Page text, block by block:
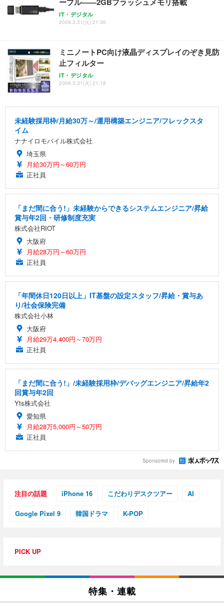
IT・デジタル
2009.3.31(火) 21:36
ミニノートPC向け液晶ディスプレイのぞき見防
止フィルター
IT・デジタル
2009.3.31(火) 21:18
未経験採用枠/月給30万～/運用構築エンジニア/フレックスタ
イム
ナナイロモバイル株式会社
埼玉県
月給30万円～60万円
正社員
「まだ間に合う!」未経験からできるシステムエンジニア/昇給
賞与年2回・研修制度充実
株式会社RIOT
大阪府
月給28万円～60万円
正社員
「年間休日120日以上」IT基盤の設定スタッフ/昇給・賞与あ
り/社会保険完備
株式会社小林
大阪府
月給29万4,400円～70万円
正社員
「まだ間に合う!」/未経験採用枠/デバッグエンジニア/昇給年2
回賞与年2回
Yts株式会社
愛知県
月給28万5,000円～50万円
正社員
Sponsored by
注目の話題 iPhone 16 こだわりデスクツアー AI
Google Pixel 9 韓国ドラマ K-POP
PICK UP
特集・連載